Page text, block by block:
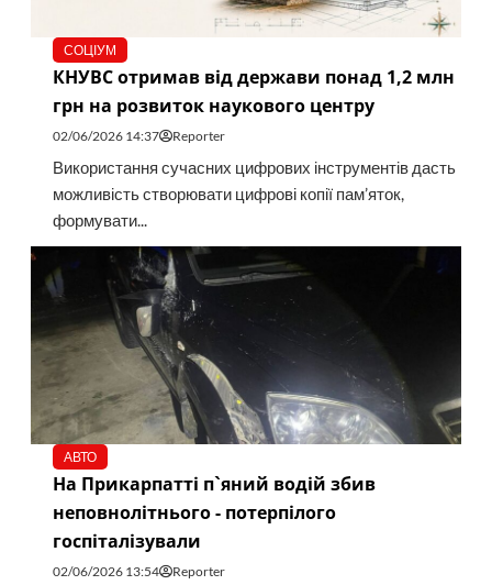
СОЦІУМ
КНУВС отримав від держави понад 1,2 млн
грн на розвиток наукового центру
02/06/2026 14:37 Reporter
Використання сучасних цифрових інструментів дасть
можливість створювати цифрові копії пам’яток,
формувати...
АВТО
На Прикарпатті п`яний водій збив
неповнолітнього - потерпілого
госпіталізували
02/06/2026 13:54 Reporter